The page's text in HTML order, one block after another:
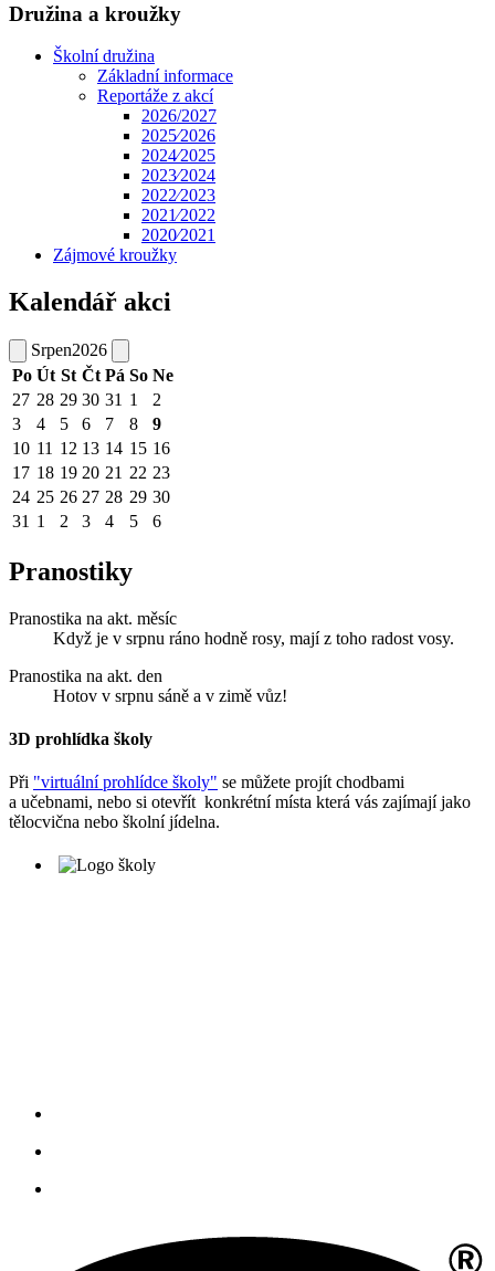
Družina a kroužky
Školní družina
Základní informace
Reportáže z akcí
2026/2027
2025⁄2026
2024⁄2025
2023⁄2024
2022⁄2023
2021⁄2022
2020⁄2021
Zájmové kroužky
Kalendář akci
Srpen2026
Po Út St Čt Pá So Ne
27 28 29 30 31 1
2
3
4 5 6 7 8
9
10 11 12 13 14 15 16
17 18 19 20 21 22 23
24 25 26 27 28 29 30
31 1 2 3 4 5 6
Pranostiky
Pranostika na akt. měsíc
Když je v srpnu ráno hodně rosy, mají z toho radost vosy.
Pranostika na akt. den
Hotov v srpnu sáně a v zimě vůz!
3D prohlídka školy
Při "virtuální prohlídce školy" se můžete projít chodbami
a učebnami, nebo si otevřít konkrétní místa která vás zajímají jako
tělocvična nebo školní jídelna.